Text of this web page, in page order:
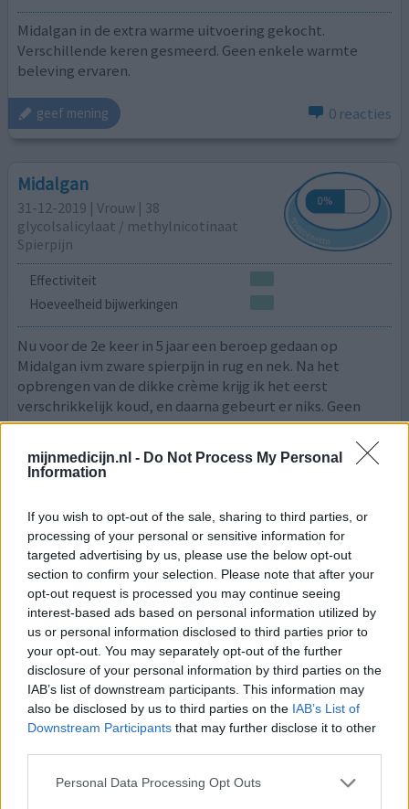
mijnmedicijn.nl - Do Not Process My Personal
Information
If you wish to opt-out of the sale, sharing to third parties, or
processing of your personal or sensitive information for
targeted advertising by us, please use the below opt-out
section to confirm your selection. Please note that after your
opt-out request is processed you may continue seeing
interest-based ads based on personal information utilized by
us or personal information disclosed to third parties prior to
your opt-out. You may separately opt-out of the further
disclosure of your personal information by third parties on the
IAB’s list of downstream participants. This information may
also be disclosed by us to third parties on the IAB’s List of
Downstream Participants that may further disclose it to other
Personal Data Processing Opt Outs
Midalgan in de extra warme uitvoering gekocht.
Verschillende keren gesmeerd. Geen enkele warmte
beleving ervaren.
geef mening 0 reacties
Midalgan
31-12-2019 | Vrouw | 38
glycolsalicylaat / methylnicotinaat
Spierpijn
Effectiviteit
Hoeveelheid bijwerkingen
Nu voor de 2e keer in 5 jaar een beroep gedaan op
Midalgan ivm zware spierpijn in rug en nek. Na het
opbrengen van de dikke crème krijg ik het eerst
verschrikkelijk koud, en daarna gebeurt er niks. Geen
warmte, geen vlekken, geen jeuk helemaal niks
geef mening 0 reacties
Midalgan
03-08-2019 | Man | 40
glycolsalicylaat / methylnicotinaat
Spierpijn
Effectiviteit
Hoeveelheid bijwerkingen